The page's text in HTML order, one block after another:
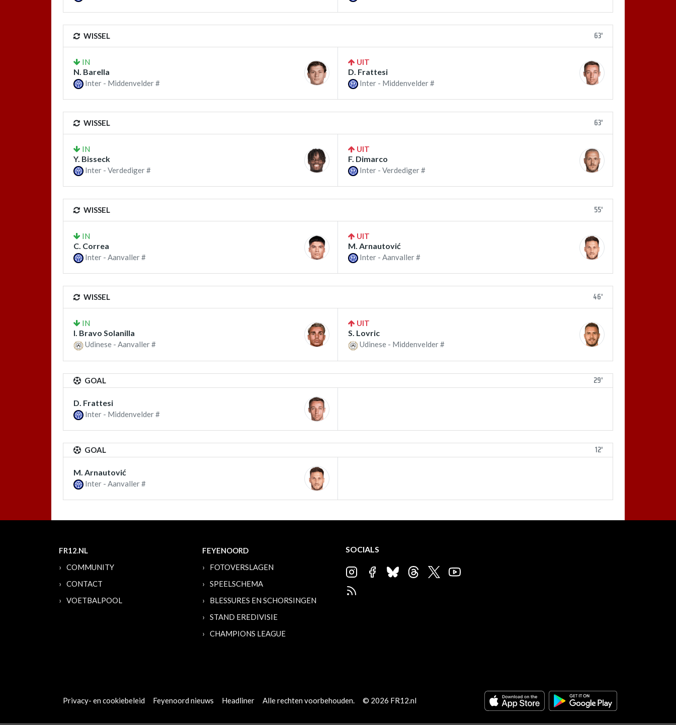
WISSEL 63'
IN
N. Barella
Inter - Middenvelder #
UIT
D. Frattesi
Inter - Middenvelder #
WISSEL 63'
IN
Y. Bisseck
Inter - Verdediger #
UIT
F. Dimarco
Inter - Verdediger #
WISSEL 55'
IN
C. Correa
Inter - Aanvaller #
UIT
M. Arnautović
Inter - Aanvaller #
WISSEL 46'
IN
I. Bravo Solanilla
Udinese - Aanvaller #
UIT
S. Lovric
Udinese - Middenvelder #
GOAL 29'
D. Frattesi
Inter - Middenvelder #
GOAL 12'
M. Arnautović
Inter - Aanvaller #
FR12.NL
COMMUNITY
CONTACT
VOETBALPOOL
FEYENOORD
FOTOVERSLAGEN
SPEELSCHEMA
BLESSURES EN SCHORSINGEN
STAND EREDIVISIE
CHAMPIONS LEAGUE
SOCIALS
Privacy- en cookiebeleid Feyenoord nieuws Headliner Alle rechten voorbehouden. © 2026 FR12.nl